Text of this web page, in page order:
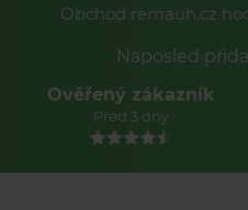
Obchod remauh.cz
Naposled
Ověřený zákazník
Před 3 dny